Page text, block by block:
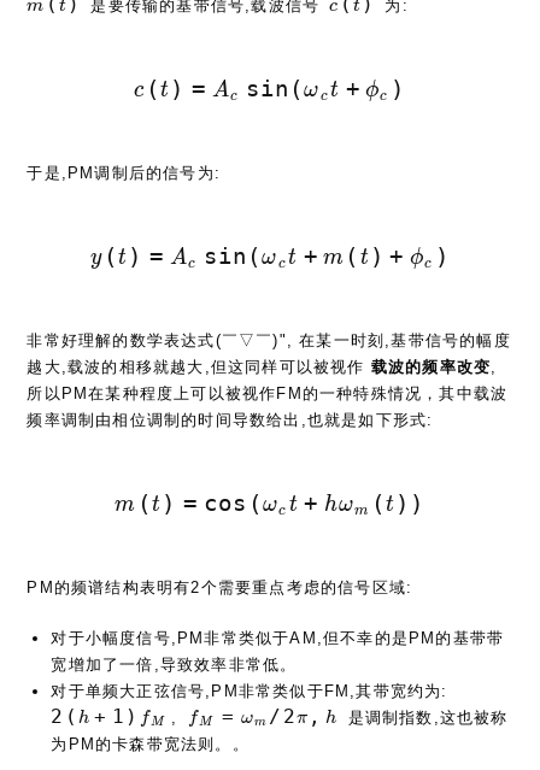
m ( t ) 是要传输的基带信号,载波信号 c ( t ) 为:
c(t) = A_c \sin (\omega_c
c ( t ) = Ac sin (ωct + ϕc )
于是,PM调制后的信号为:
y(t) = A_c \sin (\omega_c t +
y ( t ) = Ac sin (ωct + m ( t ) + ϕc )
非常好理解的数学表达式(￣▽￣)", 在某一时刻,基带信号的幅度
越大,载波的相移就越大,但这同样可以被视作 载波的频率改变,
所以PM在某种程度上可以被视作FM的一种特殊情况，其中载波
频率调制由相位调制的时间导数给出,也就是如下形式:
m(t) = \cos(\omega_c t +
m ( t ) = cos ( ωc t + hωm ( t ) )
PM的频谱结构表明有2个需要重点考虑的信号区域:
对于小幅度信号,PM非常类似于AM,但不幸的是PM的基带带
宽增加了一倍,导致效率非常低。
对于单频大正弦信号,PM非常类似于FM,其带宽约为:
2 ( h + 1 ) fM , f_M=\omega_m/2\pi,h
fM = ωm / 2π , h
是调制指数,这也被称
为PM的卡森带宽法则。。